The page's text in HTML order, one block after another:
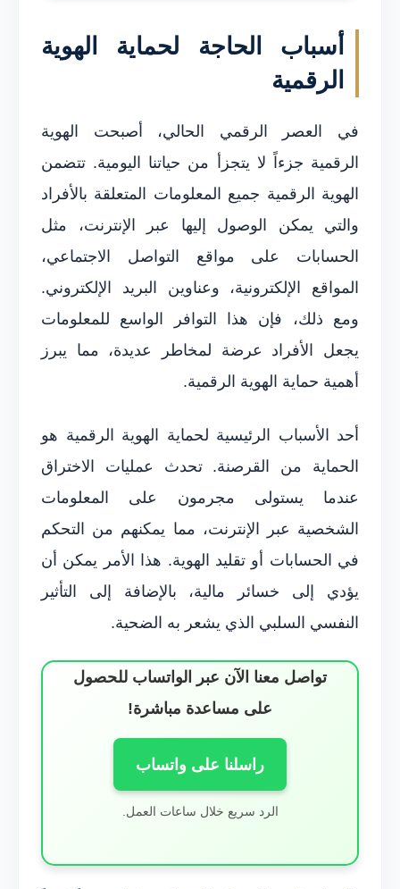
أسباب الحاجة لحماية الهوية
الرقمية
في العصر الرقمي الحالي، أصبحت الهوية
الرقمية جزءاً لا يتجزأ من حياتنا اليومية. تتضمن
الهوية الرقمية جميع المعلومات المتعلقة بالأفراد
والتي يمكن الوصول إليها عبر الإنترنت، مثل
الحسابات على مواقع التواصل الاجتماعي،
المواقع الإلكترونية، وعناوين البريد الإلكتروني.
ومع ذلك، فإن هذا التوافر الواسع للمعلومات
يجعل الأفراد عرضة لمخاطر عديدة، مما يبرز
أهمية حماية الهوية الرقمية.
أحد الأسباب الرئيسية لحماية الهوية الرقمية هو
الحماية من القرصنة. تحدث عمليات الاختراق
عندما يستولى مجرمون على المعلومات
الشخصية عبر الإنترنت، مما يمكنهم من التحكم
في الحسابات أو تقليد الهوية. هذا الأمر يمكن أن
يؤدي إلى خسائر مالية، بالإضافة إلى التأثير
النفسي السلبي الذي يشعر به الضحية.
تواصل معنا الآن عبر الواتساب للحصول
على مساعدة مباشرة!
راسلنا على واتساب
الرد سريع خلال ساعات العمل.